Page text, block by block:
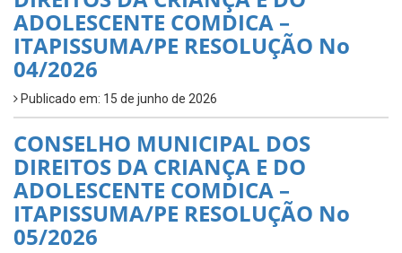
ADOLESCENTE COMDICA –
ITAPISSUMA/PE RESOLUÇÃO No
04/2026
Publicado em: 15 de junho de 2026
CONSELHO MUNICIPAL DOS
DIREITOS DA CRIANÇA E DO
ADOLESCENTE COMDICA –
ITAPISSUMA/PE RESOLUÇÃO No
05/2026